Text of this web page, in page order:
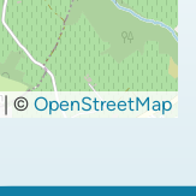
| © OpenStreetMap